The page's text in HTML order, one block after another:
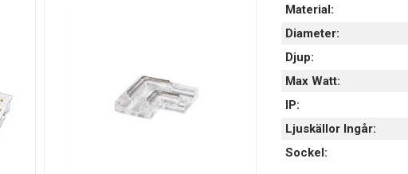
Material:
Diameter:
Djup:
Max Watt:
IP:
Ljuskällor Ingår:
Sockel: